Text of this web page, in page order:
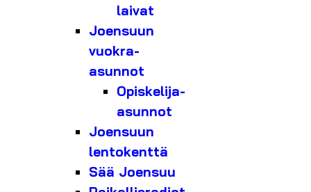
laivat
Joensuun
vuokra-
asunnot
Opiskelija-
asunnot
Joensuun
lentokenttä
Sää Joensuu